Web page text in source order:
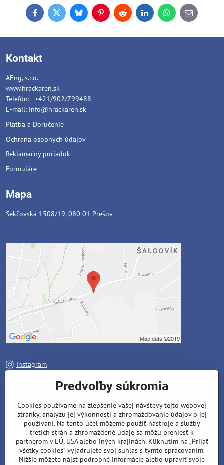
FacebookTwitterBlueskyPinterestReddit LinkedInWhatsApp
E-
mail
Kontakt
AEng, s.r.o.
www.hrackaren.sk
Telefón: ++421/902/799488
E-mail: info@hrackaren.sk
Platba a Doručenie
Ochrana osobných údajov
Reklamačný poriadok
Formuláre
Mapa
Sekčovská 1508/19, 080 01 Prešov
Instagram
Váš telefón*
Predvoľby súkromia
Cookies používame na zlepšenie vašej návštevy tejto webovej
stránky, analýzu jej výkonnosti a zhromažďovanie údajov o jej
používaní. Na tento účel môžeme použiť nástroje a služby
tretích strán a zhromaždené údaje sa môžu preniesť k
partnerom v EÚ, USA alebo iných krajinách. Kliknutím na „Prijať
všetky cookies“ vyjadrujete svoj súhlas s týmto spracovaním.
Nižšie môžete nájsť podrobné informácie alebo upraviť svoje